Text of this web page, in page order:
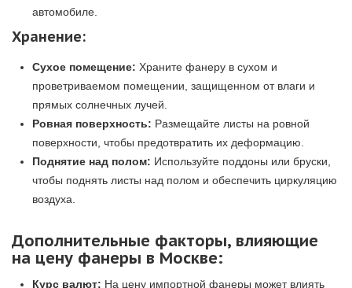
автомобиле.
Хранение:
Сухое помещение: Храните фанеру в сухом и
проветриваемом помещении, защищенном от влаги и
прямых солнечных лучей.
Ровная поверхность: Размещайте листы на ровной
поверхности, чтобы предотвратить их деформацию.
Поднятие над полом: Используйте поддоны или бруски,
чтобы поднять листы над полом и обеспечить циркуляцию
воздуха.
Дополнительные факторы, влияющие
на цену фанеры в Москве:
Курс валют: На цену импортной фанеры может влиять